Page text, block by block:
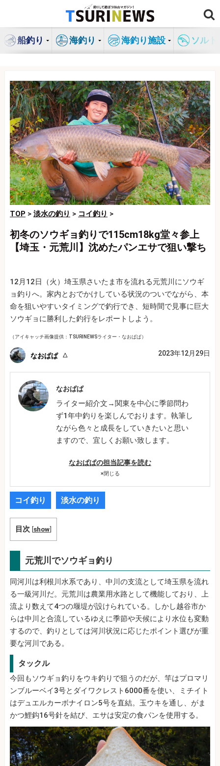
ン
船釣り 海釣り 海釣り施設 ソル
TOP > 淡水の釣り > コイ釣り >
初冬のソウギョ釣りで115cm18kg堂々参上
【埼玉・元荒川】沈めたパンエサで狙い撃ち
12月12日（火）埼玉県さいたま市を流れる元荒川にソウギ
ョ釣りへ。家内とおでかけしている状況のついでながら、本
命を狙いやすいタイミングで釣行でき、短時間で見事に巨大
ソウギョに勝利した釣行をレポートしよう。
（アイキャッチ画像提供：TSURINEWSライター・なおぱぱ）
なおぱぱ 2023年12月29日
なおぱぱ
ライター紹介文→関東を中心に季節問わ
ず1年中釣りを楽しんでおります。執筆し
ながら色々と成長をしていきたいと思い
ますので、宜しくお願い致します。
なおぱぱの担当記事を読む
×閉じる
コイ釣り 淡水の釣り
目次 [show]
元荒川でソウギョ釣り
同河川は利根川水系であり、中川の支流として埼玉県を流れ
る一級河川だ。元荒川は農業用水路として機能しており、上
流より数えて4つの堰堤が設けられている。しかし越谷市か
らは中川と合流しているゆえに季節や天候により水位も変動
するので、釣りとしては河川状況に応じたポイント選びが重
要な河川である。
タックル
今回もソウギョ釣りをウキ釣りで狙うのだが、竿はプロマリ
ンブルーベイ3号とダイワクレスト6000番を使い、ミチイト
はデュエルカーボナイロン5号を直結。玉ウキを通し、がま
かつ鯉鈎16号針を結び、エサは安定の食パンを使用する。